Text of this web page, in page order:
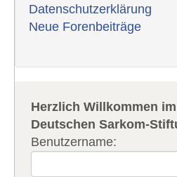
Datenschutzerklärung
Neue Forenbeiträge
Herzlich Willkommen
Deutschen Sarkom-
Benutzername: